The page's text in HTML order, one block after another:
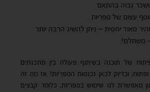
ושכר גבוה בהתאם
עצום של ספריות
מאוד יחסית – ניתן להשיג הרבה יותר
משתלם!
של תוכנה בשיתוף פעולה בין מתכנתים
ובדיוק לכאן נכנסות הספריות! אז מה זה
מאפשרת לנו שימוש בספריות, כלומר קבצים